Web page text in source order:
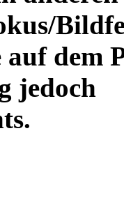
dem
jedoch